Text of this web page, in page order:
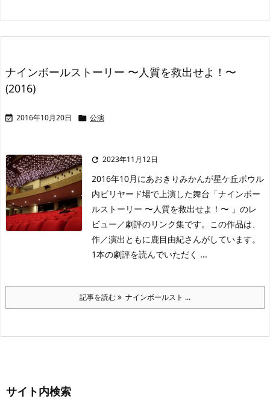
ナインボールストーリー 〜人質を救出せよ！〜
(2016)
 2016年10月20日  公演
 2023年11月12日
2016年10月にあおきりみかんが星ケ丘ボウル
内ビリヤード場で上演した舞台「ナインボー
ルストーリー 〜人質を救出せよ！〜 」のレ
ビュー／劇評のリンク集です。この作品は、
作／演出ともに鹿目由紀さんがしています。
1本の劇評を読んでいただく ...
記事を読む ナインボールスト ...
サイト内検索